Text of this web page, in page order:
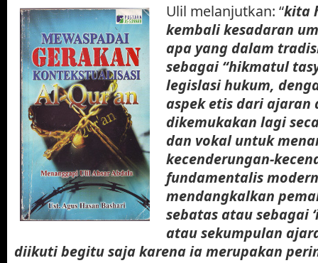
Ulil melanjutkan: “kita
kembali kesadaran
apa yang dalam
sebagai “hikmatul
legislasi hukum,
aspek etis dari ajaran
dikemukakan lagi
dan vokal untuk
kecenderungan-
fundamentalis
mendangkalkan
sebatas atau sebagai
atau sekumpulan
diikuti begitu saja karena ia merupakan